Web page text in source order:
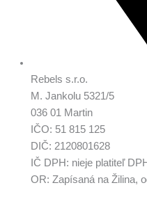
Rebels s.r.o.
M. Jankolu 5321/5
036 01 Martin
IČO: 51 815 125
DIČ: 2120801628
IČ DPH: nieje platiteľ
OR: Zapísaná na Žilina,